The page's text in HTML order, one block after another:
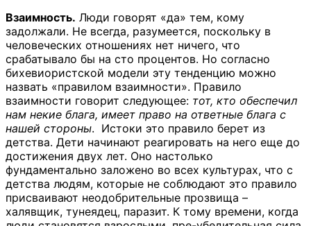
Взаимность. Люди говорят «да» тем, кому
задолжали. Не всегда, разумеется, поскольку в
человеческих отношениях нет ничего, что
срабатывало бы на сто процентов. Но согласно
бихевиористской модели эту тенденцию можно
назвать «правилом взаимности». Правило
взаимности говорит следующее: тот, кто обеспечил
нам некие блага, имеет право на ответные блага с
нашей стороны. Истоки это правило берет из
детства. Дети начинают реагировать на него еще до
достижения двух лет. Оно настолько
фундаментально заложено во всех культурах, что с
детства людям, которые не соблюдают это правило
присваивают неодобрительные прозвища –
халявщик, тунеядец, паразит. К тому времени, когда